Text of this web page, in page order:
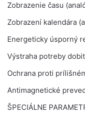
Zobrazenie času
Zobrazení kalendára
Energeticky úsporný
Výstraha potreby
Ochrana proti
Antimagnetické
ŠPECIÁLNE